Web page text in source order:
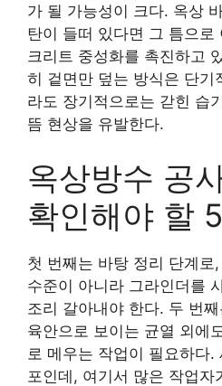
가 될 가능성이 크다. 옥상
탄이 들떠 있다면 그 틈으로
크리트 중성화를 촉진하고
히 겉면만 덮는 방식은 단기
라도 장기적으로는 갇힌 습
뜸 현상을 유발한다.
옥상방수 공
확인해야 할
첫 번째는 바탕 정리 단계로
수준이 아니라 그라인더를
조리 갈아내야 한다. 두 번
육안으로 보이는 균열 외에
로 메우는 작업이 필요하다.
포인데, 여기서 많은 작업자